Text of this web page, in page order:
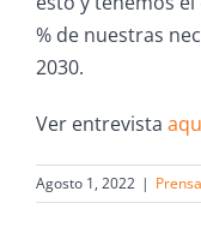
% de nuestras
2030.
Ver entrevista
Agosto 1, 2022 | Prensa